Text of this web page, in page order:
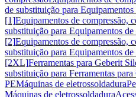
de substituição para
[1]Equipamentos de compressão,
substituição para Equipamentos
[2]Equipamentos de compressão,
substituição para Equipamentos
[2XL]Ferramentas para Geberit
substituição para Ferramentas
PEMáquinas de eletrossoldadura
Máquinas de eletrossoldadura